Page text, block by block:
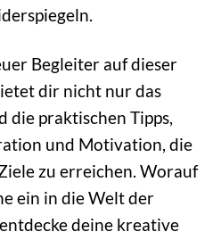
Begleiter auf dieser
dir nicht nur das
die praktischen Tipps,
und Motivation, die
zu erreichen. Worauf
ein in die Welt der
deine kreative